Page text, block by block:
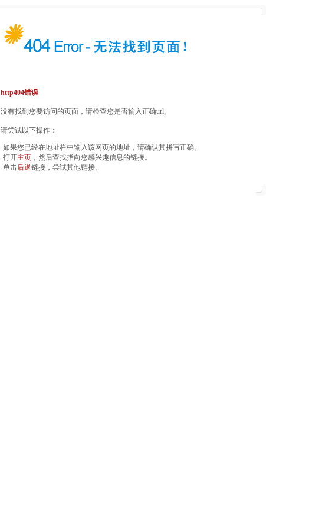
http404错误
没有找到您要访问的页面，请检查您是否输入正确url。
请尝试以下操作：
·如果您已经在地址栏中输入该网页的地址，请确认其拼写正确。
·打开主页 ，然后查找指向您感兴趣信息的链接。
·单击后退链接，尝试其他链接。